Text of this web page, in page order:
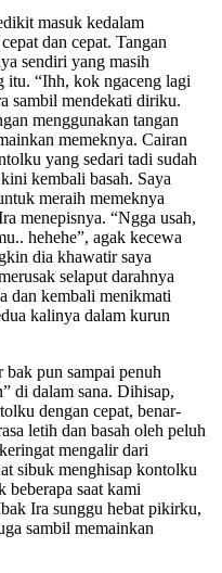
masuk kedalam
dan cepat. Tangan
sendiri yang masih
itu. “Ihh, kok ngaceng lagi
sambil mendekati diriku.
menggunakan tangan
memeknya. Cairan
yang sedari tadi sudah
kembali basah. Saya
meraih memeknya
menepisnya. “Ngga usah,
hehehe”, agak kecewa
dia khawatir saya
selaput darahnya
dan kembali menikmati
kalinya dalam kurun
pun sampai penuh
di dalam sana. Dihisap,
dengan cepat, benar-
letih dan basah oleh peluh
mengalir dari
sibuk menghisap kontolku
saat kami
Ira sunggu hebat pikirku,
sambil memainkan